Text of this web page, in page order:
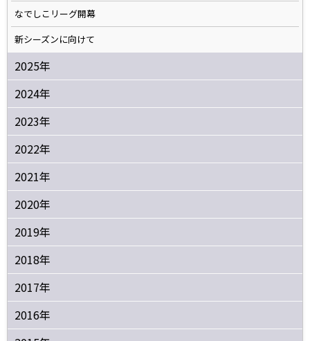
なでしこリーグ開幕
新シーズンに向けて
2025年
2024年
2023年
2022年
2021年
2020年
2019年
2018年
2017年
2016年